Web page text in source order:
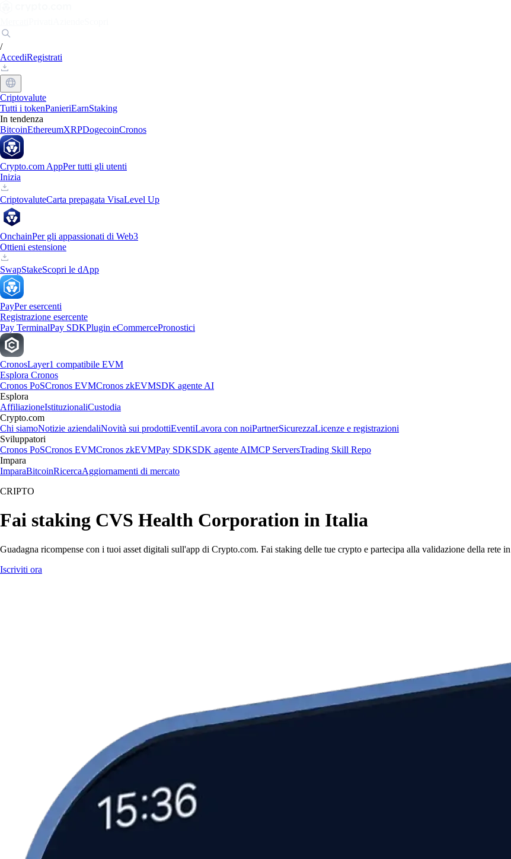
/
AccediRegistrati
Criptovalute
Tutti i tokenPanieriEarnStaking
In tendenza
BitcoinEthereumXRPDogecoinCronos
Crypto.com AppPer tutti gli utenti
Inizia
CriptovaluteCarta prepagata VisaLevel Up
OnchainPer gli appassionati di Web3
Ottieni estensione
SwapStakeScopri le dApp
PayPer esercenti
Registrazione esercente
Pay TerminalPay SDKPlugin eCommercePronostici
CronosLayer1 compatibile EVM
Esplora Cronos
Cronos PoSCronos EVMCronos zkEVMSDK agente AI
Esplora
AffiliazioneIstituzionaliCustodia
Crypto.com
Chi siamoNotizie aziendaliNovità sui prodottiEventiLavora con noiPartnerSicurezzaLicenze e registrazioni
Sviluppatori
Cronos PoSCronos EVMCronos zkEVMPay SDKSDK agente AIMCP ServersTrading Skill Repo
Impara
ImparaBitcoinRicercaAggiornamenti di mercato
CRIPTO
Fai staking CVS Health Corporation in Italia
Guadagna ricompense con i tuoi asset digitali sull'app di Crypto.com. Fai staking delle tue crypto e partecipa alla validazione della rete
Iscriviti ora